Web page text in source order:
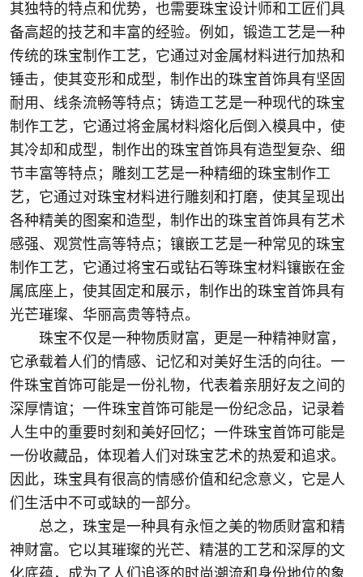
其独特的特点和优势，也需要珠宝设计师和工匠们具
备高超的技艺和丰富的经验。例如，锻造工艺是一种
传统的珠宝制作工艺，它通过对金属材料进行加热和
锤击，使其变形和成型，制作出的珠宝首饰具有坚固
耐用、线条流畅等特点；铸造工艺是一种现代的珠宝
制作工艺，它通过将金属材料熔化后倒入模具中，使
其冷却和成型，制作出的珠宝首饰具有造型复杂、细
节丰富等特点；雕刻工艺是一种精细的珠宝制作工
艺，它通过对珠宝材料进行雕刻和打磨，使其呈现出
各种精美的图案和造型，制作出的珠宝首饰具有艺术
感强、观赏性高等特点；镶嵌工艺是一种常见的珠宝
制作工艺，它通过将宝石或钻石等珠宝材料镶嵌在金
属底座上，使其固定和展示，制作出的珠宝首饰具有
光芒璀璨、华丽高贵等特点。
珠宝不仅是一种物质财富，更是一种精神财富，
它承载着人们的情感、记忆和对美好生活的向往。一
件珠宝首饰可能是一份礼物，代表着亲朋好友之间的
深厚情谊；一件珠宝首饰可能是一份纪念品，记录着
人生中的重要时刻和美好回忆；一件珠宝首饰可能是
一份收藏品，体现着人们对珠宝艺术的热爱和追求。
因此，珠宝具有很高的情感价值和纪念意义，它是人
们生活中不可或缺的一部分。
总之，珠宝是一种具有永恒之美的物质财富和精
神财富。它以其璀璨的光芒、精湛的工艺和深厚的文